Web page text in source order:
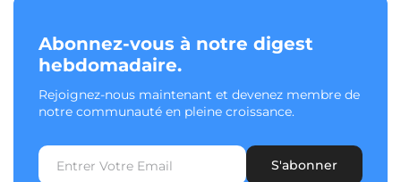
Abonnez-vous à notre digest
hebdomadaire.
Rejoignez-nous maintenant et devenez membre de
notre communauté en pleine croissance.
S'abonner